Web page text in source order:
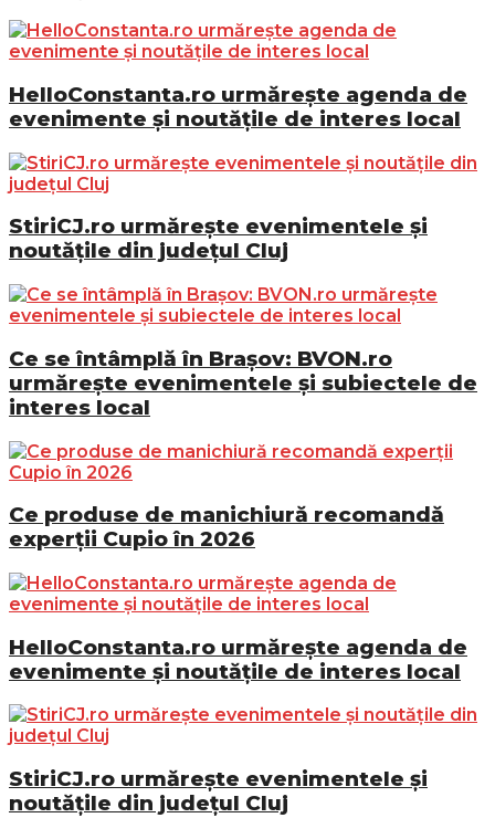
HelloConstanta.ro urmărește agenda de
evenimente și noutățile de interes local
StiriCJ.ro urmărește evenimentele și
noutățile din județul Cluj
Ce se întâmplă în Brașov: BVON.ro
urmărește evenimentele și subiectele de
interes local
Ce produse de manichiură recomandă
experții Cupio în 2026
HelloConstanta.ro urmărește agenda de
evenimente și noutățile de interes local
StiriCJ.ro urmărește evenimentele și
noutățile din județul Cluj